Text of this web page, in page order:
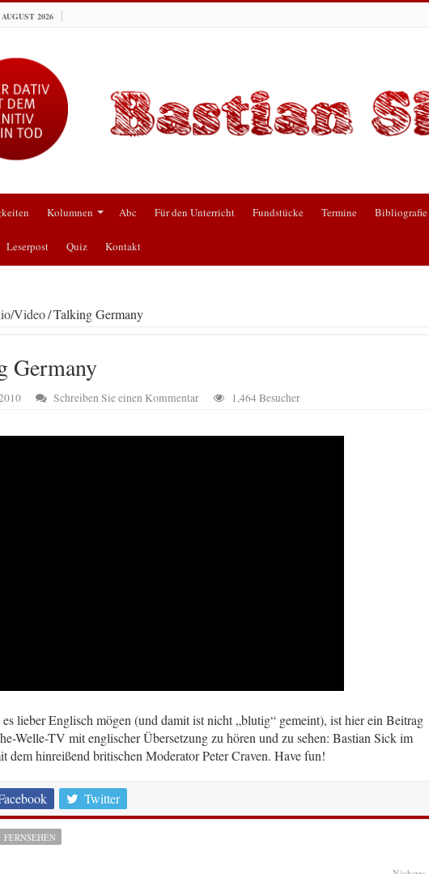
2026
Kolumnen Abc Für den Unterricht Fundstücke Termine Bibliografie
Leserpost Quiz Kontakt
Video/Talking Germany
Germany
Schreiben Sie einen Kommentar 1,464 Besucher
lieber Englisch mögen (und damit ist nicht „blutig“ gemeint), ist hier ein Beitrag
Welle-TV mit englischer Übersetzung zu hören und zu sehen: Bastian Sick im
dem hinreißend britischen Moderator Peter Craven. Have fun!
Twitter
FERNSEHEN